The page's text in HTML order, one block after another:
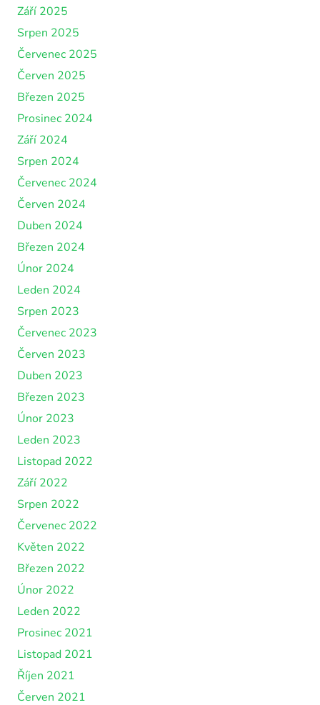
Září 2025
Srpen 2025
Červenec 2025
Červen 2025
Březen 2025
Prosinec 2024
Září 2024
Srpen 2024
Červenec 2024
Červen 2024
Duben 2024
Březen 2024
Únor 2024
Leden 2024
Srpen 2023
Červenec 2023
Červen 2023
Duben 2023
Březen 2023
Únor 2023
Leden 2023
Listopad 2022
Září 2022
Srpen 2022
Červenec 2022
Květen 2022
Březen 2022
Únor 2022
Leden 2022
Prosinec 2021
Listopad 2021
Říjen 2021
Červen 2021